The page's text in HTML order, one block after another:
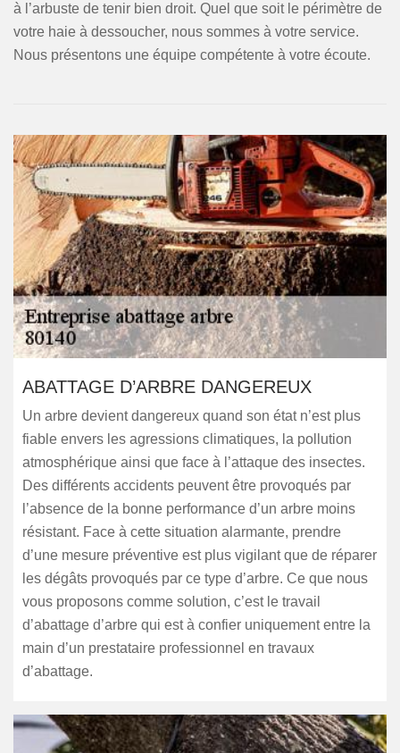
à l’arbuste de tenir bien droit. Quel que soit le périmètre de
votre haie à dessoucher, nous sommes à votre service.
Nous présentons une équipe compétente à votre écoute.
ABATTAGE D’ARBRE DANGEREUX
Un arbre devient dangereux quand son état n’est plus
fiable envers les agressions climatiques, la pollution
atmosphérique ainsi que face à l’attaque des insectes.
Des différents accidents peuvent être provoqués par
l’absence de la bonne performance d’un arbre moins
résistant. Face à cette situation alarmante, prendre
d’une mesure préventive est plus vigilant que de réparer
les dégâts provoqués par ce type d’arbre. Ce que nous
vous proposons comme solution, c’est le travail
d’abattage d’arbre qui est à confier uniquement entre la
main d’un prestataire professionnel en travaux
d’abattage.